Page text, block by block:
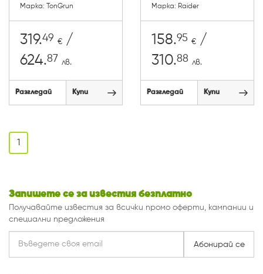
Марка: TonGrun
319.49 € /
624.87 лв.
Разгледай Купи
Марка: Raider
158.95 € /
310.88 лв.
Разгледай Купи
1
Запишете се за известия безплатно
Получавайте известия за всички промо оферти, кампании и
специални предложения
Абонирай се